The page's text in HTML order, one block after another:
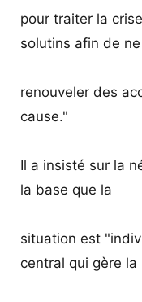
pour traiter la
solutins afin de
renouveler des
cause."
Il a insisté sur la
la base que la
situation est
central qui gère la